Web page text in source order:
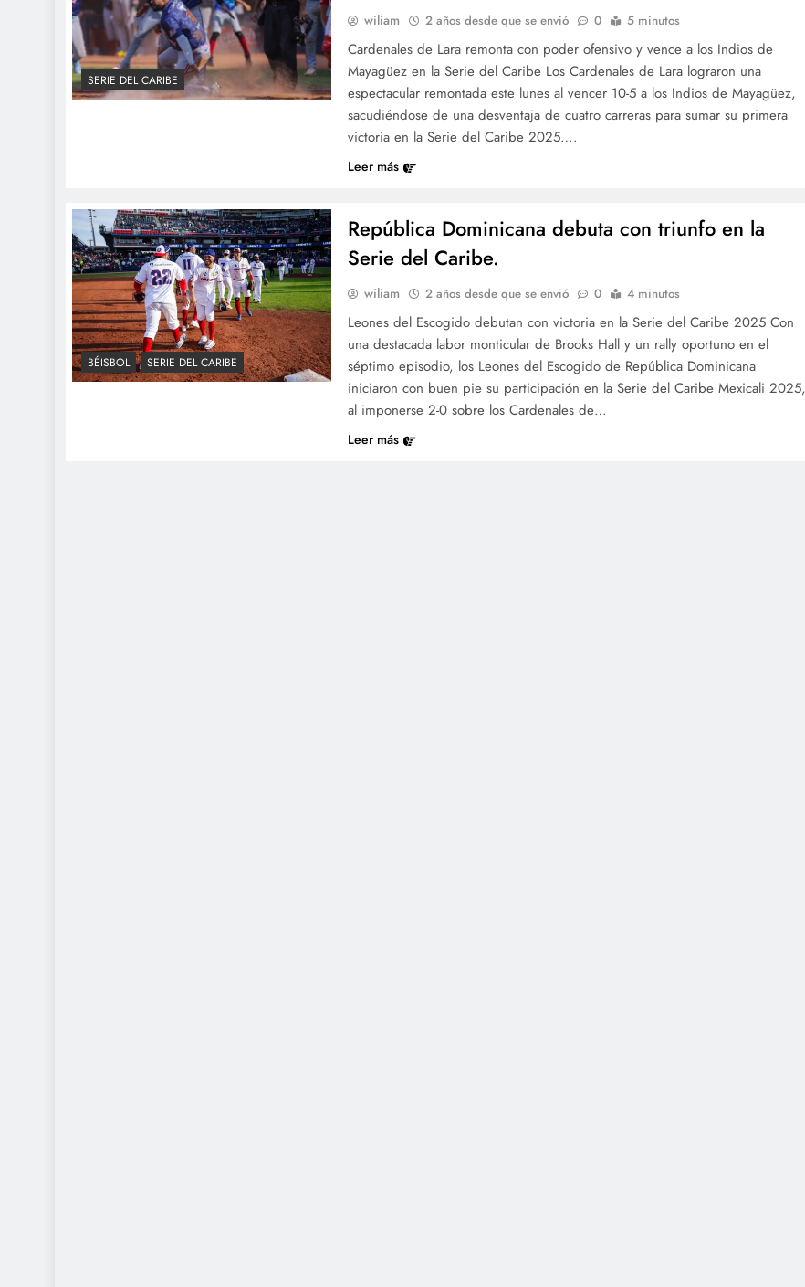
SERIE DEL CARIBE
wiliam 2 años desde que se envió 0 5 minutos
Cardenales de Lara remonta con poder ofensivo y vence a los Indios de
Mayagüez en la Serie del Caribe Los Cardenales de Lara lograron una
espectacular remontada este lunes al vencer 10-5 a los Indios de Mayagüez,
sacudiéndose de una desventaja de cuatro carreras para sumar su primera
victoria en la Serie del Caribe 2025….
Leer más
BÉISBOL SERIE DEL CARIBE
República Dominicana debuta con triunfo en la
Serie del Caribe.
wiliam 2 años desde que se envió 0 4 minutos
Leones del Escogido debutan con victoria en la Serie del Caribe 2025 Con
una destacada labor monticular de Brooks Hall y un rally oportuno en el
séptimo episodio, los Leones del Escogido de República Dominicana
iniciaron con buen pie su participación en la Serie del Caribe Mexicali 2025,
al imponerse 2-0 sobre los Cardenales de…
Leer más